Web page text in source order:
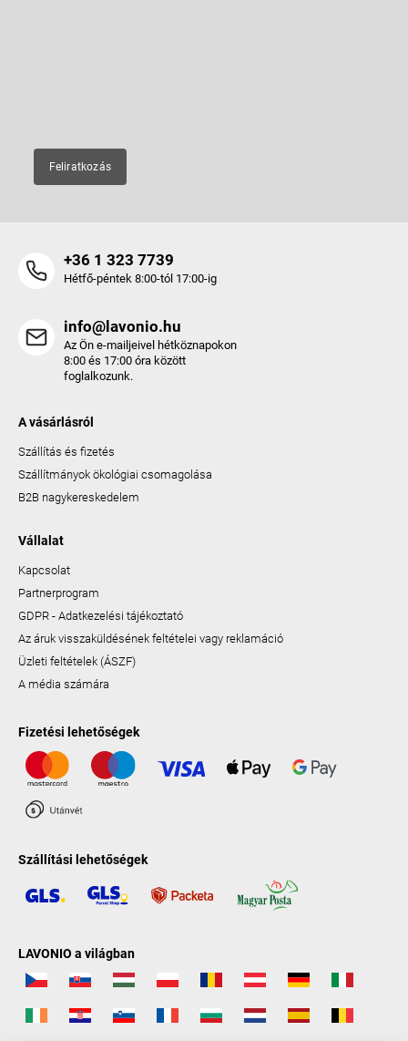
Feliratkozás
+36 1 323 7739
Hétfő-péntek 8:00-tól 17:00-ig
info@lavonio.hu
Az Ön e-mailjeivel hétköznapokon
8:00 és 17:00 óra között
foglalkozunk.
A vásárlásról
Szállítás és fizetés
Szállítmányok ökológiai csomagolása
B2B nagykereskedelem
Vállalat
Kapcsolat
Partnerprogram
GDPR - Adatkezelési tájékoztató
Az áruk visszaküldésének feltételei vagy reklamáció
Üzleti feltételek (ÁSZF)
A média számára
Fizetési lehetőségek
Szállítási lehetőségek
LAVONIO a világban